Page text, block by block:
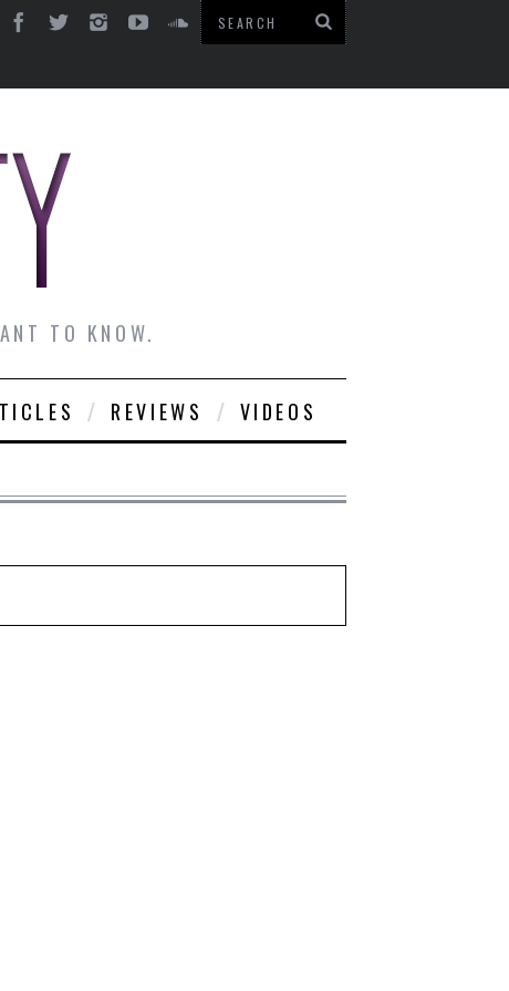
TO KNOW.
REVIEWS VIDEOS